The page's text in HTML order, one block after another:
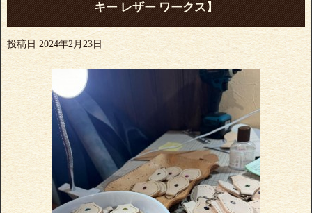
キー レザー ワークス】
投稿日 2024年2月23日